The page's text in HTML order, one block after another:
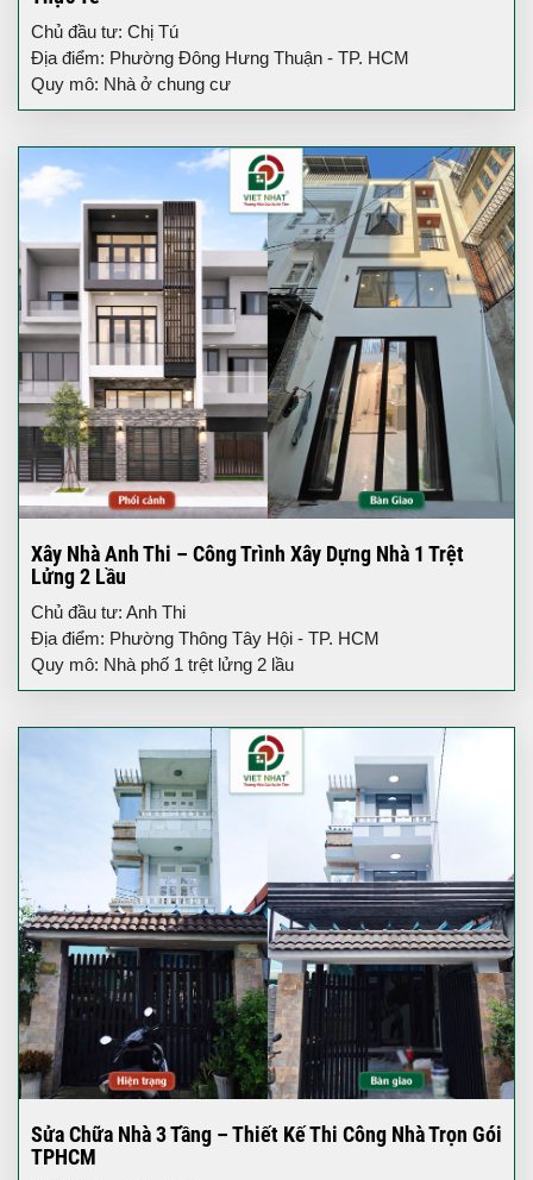
Chủ đầu tư: Chị Tú
Địa điểm: Phường Đông Hưng Thuận - TP. HCM
Quy mô: Nhà ở chung cư
Xây Nhà Anh Thi – Công Trình Xây Dựng Nhà 1 Trệt
Lửng 2 Lầu
Chủ đầu tư: Anh Thi
Địa điểm: Phường Thông Tây Hội - TP. HCM
Quy mô: Nhà phố 1 trệt lửng 2 lầu
Sửa Chữa Nhà 3 Tầng – Thiết Kế Thi Công Nhà Trọn Gói
TPHCM